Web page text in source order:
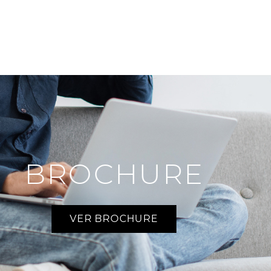
BROCHURE
VER BROCHURE